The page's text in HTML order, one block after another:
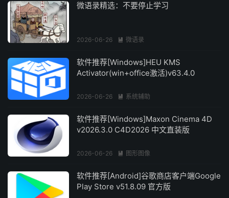
微语录精选：不要停止学习
2026-06-26  微语录
软件推荐[Windows]HEU KMS
Activator(win+office激活)v63.4.0
2026-06-26  系统辅助
软件推荐[Windows]Maxon Cinema 4D
v2026.3.0 C4D2026 中文直装版
2026-06-26  图形图像
软件推荐[Android]谷歌商店客户端Google
Play Store v51.8.09 官方版